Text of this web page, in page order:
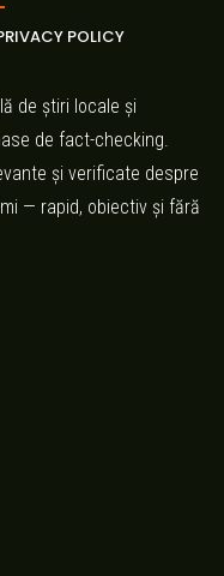
POLICY
de știri locale și
de fact-checking.
și verificate despre
— rapid, obiectiv și fără